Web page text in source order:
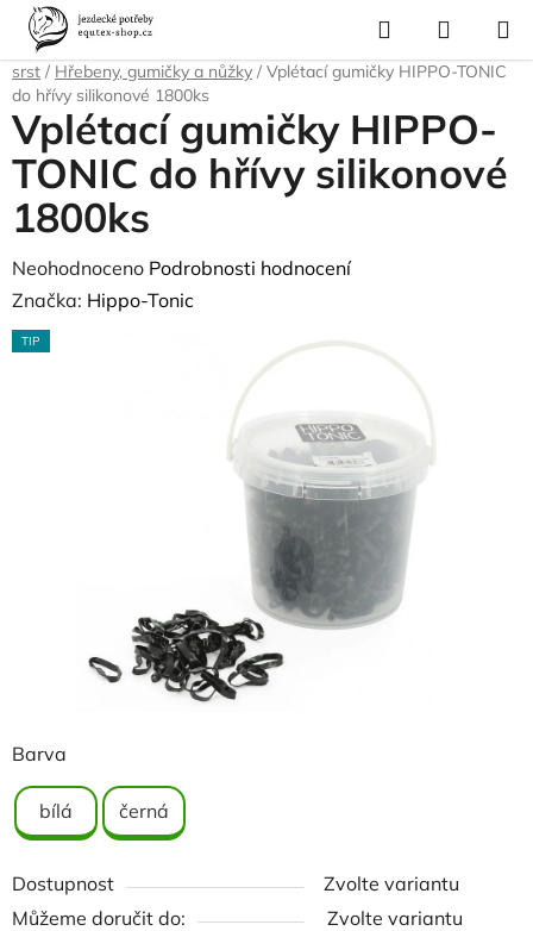
Přejít
obsah
Hledat
KOŠÍK
Domů
Pro koně
srst / Hřebeny, gumičky a nůžky / Vplétací gumičky HIPPO-TONIC
do hřívy silikonové 1800ks
Barva
bílá černá
Dostupnost
Zvolte variantu
Můžeme doručit do:
Zvolte variantu
Vplétací gumičky HIPPO-
TONIC do hřívy silikonové
1800ks
Průměrné
hodnocení
produktu
Neohodnoceno Podrobnosti hodnocení
Značka: Hippo-Tonic
TIP